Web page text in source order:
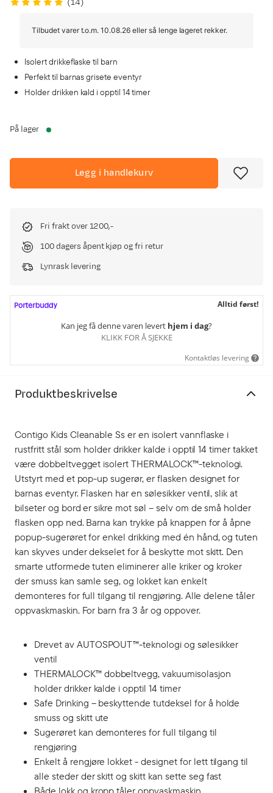
(14)
Tilbudet varer t.o.m. 10.08.26 eller så lenge lageret rekker.
Isolert drikkeflaske til barn
Perfekt til barnas grisete eventyr
Holder drikken kald i opptil 14 timer
På lager
Legg i handlekurv
Fri frakt over 1200,-
100 dagers åpent kjøp og fri retur
Lynrask levering
Alltid først!
Kan jeg få denne varen levert hjem i dag?
KLIKK FOR Å SJEKKE
Kontaktløs levering
Produktbeskrivelse
Contigo Kids Cleanable Ss er en isolert vannflaske i
rustfritt stål som holder drikker kalde i opptil 14 timer takket
være dobbeltvegget isolert THERMALOCK™-teknologi.
Utstyrt med et pop-up sugerør, er flasken designet for
barnas eventyr. Flasken har en sølesikker ventil, slik at
bilseter og bord er sikre mot søl – selv om de små holder
flasken opp ned. Barna kan trykke på knappen for å åpne
popup-sugerøret for enkel drikking med én hånd, og tuten
kan skyves under dekselet for å beskytte mot skitt. Den
smarte utformede tuten eliminerer alle kriker og kroker
der smuss kan samle seg, og lokket kan enkelt
demonteres for full tilgang til rengjøring. Alle delene tåler
oppvaskmaskin. For barn fra 3 år og oppover.
Drevet av AUTOSPOUT™-teknologi og sølesikker
ventil
THERMALOCK™ dobbeltvegg, vakuumisolasjon
holder drikker kalde i opptil 14 timer
Safe Drinking – beskyttende tutdeksel for å holde
smuss og skitt ute
Sugerøret kan demonteres for full tilgang til
rengjøring
Enkelt å rengjøre lokket - designet for lett tilgang til
alle steder der skitt og skitt kan sette seg fast
Både lokk og kropp tåler oppvaskmaskin